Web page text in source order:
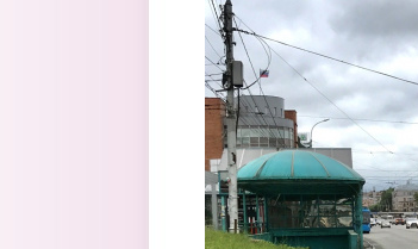
Перейти к основному содержанию